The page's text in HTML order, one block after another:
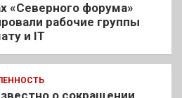
«Северного форума»
рабочие группы
и IT